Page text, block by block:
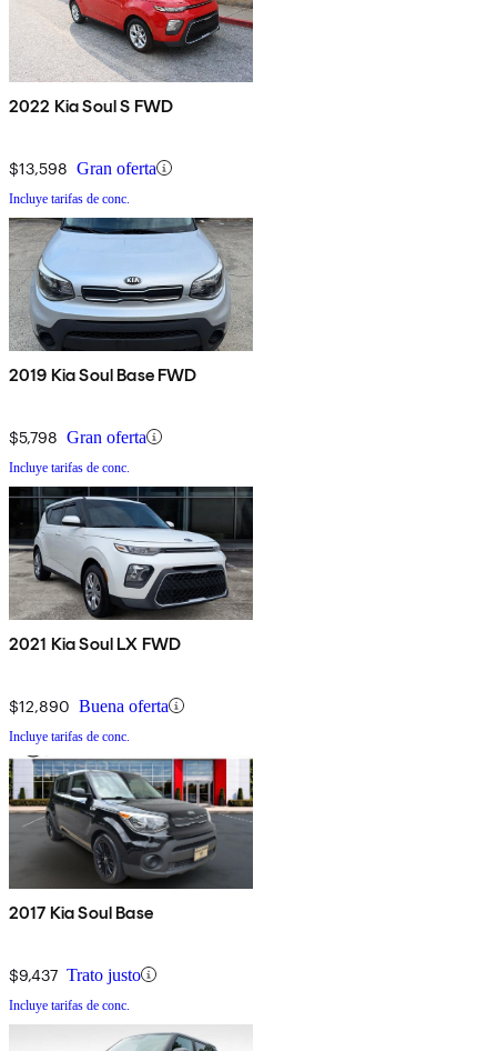
2022 Kia Soul S FWD
$13,598 Gran oferta
Incluye tarifas de conc.
2019 Kia Soul Base FWD
$5,798 Gran oferta
Incluye tarifas de conc.
2021 Kia Soul LX FWD
$12,890 Buena oferta
Incluye tarifas de conc.
2017 Kia Soul Base
$9,437 Trato justo
Incluye tarifas de conc.